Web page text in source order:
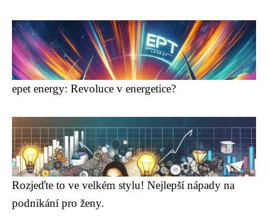
epet energy: Revoluce v energetice?
Rozjeďte to ve velkém stylu! Nejlepší nápady na
podnikání pro ženy.